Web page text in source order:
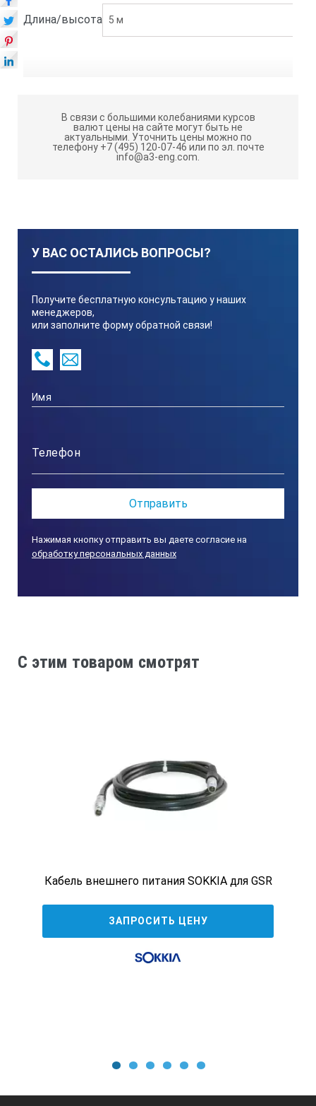
Длина/высота 5 м
В связи с большими колебаниями курсов
валют цены на сайте могут быть не
актуальными. Уточнить цены можно по
телефону +7 (495) 120-07-46 или по эл. почте
info@a3-eng.com.
У ВАС ОСТАЛИСЬ ВОПРОСЫ?
Получите бесплатную консультацию у наших
менеджеров,
или заполните форму обратной связи!
Нажимая кнопку отправить вы даете согласие на
обработку персональных данных
C этим товаром смотрят
Кабель внешнего питания SOKKIA для GSR
ЗАПРОСИТЬ ЦЕНУ